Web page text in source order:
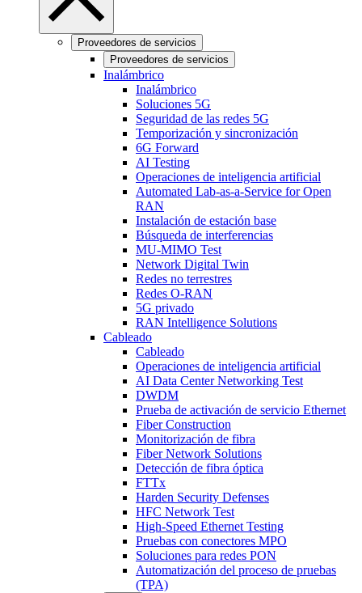
Proveedores de servicios
Proveedores de servicios
Inalámbrico
Inalámbrico
Soluciones 5G
Seguridad de las redes 5G
Temporización y sincronización
6G Forward
AI Testing
Operaciones de inteligencia artificial
Automated Lab-as-a-Service for Open
RAN
Instalación de estación base
Búsqueda de interferencias
MU-MIMO Test
Network Digital Twin
Redes no terrestres
Redes O-RAN
5G privado
RAN Intelligence Solutions
Cableado
Cableado
Operaciones de inteligencia artificial
AI Data Center Networking Test
DWDM
Prueba de activación de servicio Ethernet
Fiber Construction
Monitorización de fibra
Fiber Network Solutions
Detección de fibra óptica
FTTx
Harden Security Defenses
HFC Network Test
High-Speed Ethernet Testing
Pruebas con conectores MPO
Soluciones para redes PON
Automatización del proceso de pruebas
(TPA)